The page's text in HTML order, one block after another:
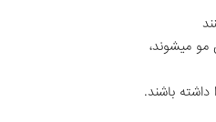
میشوند،
باشند.